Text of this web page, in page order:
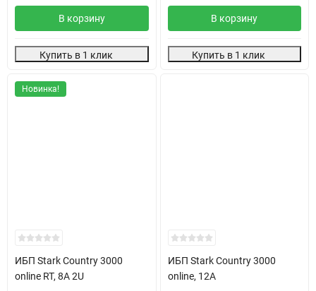
В корзину
Купить в 1 клик
В корзину
Купить в 1 клик
Новинка!
ИБП Stark Country 3000
online RT, 8А 2U
ИБП Stark Country 3000
online, 12А